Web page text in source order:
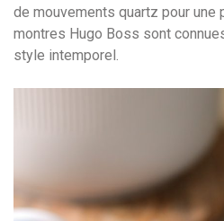
de mouvements quartz pour une
montres Hugo Boss sont
style intemporel.